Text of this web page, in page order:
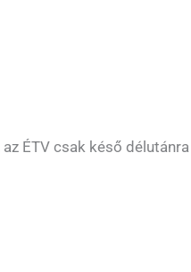
ÉTV csak késő